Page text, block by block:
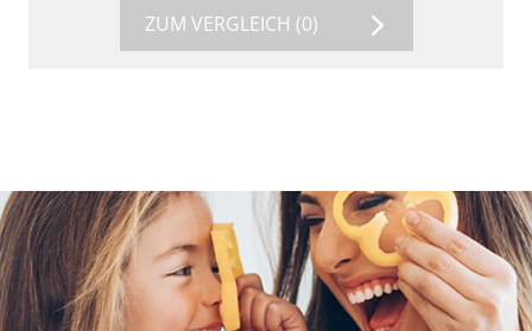
ZUM VERGLEICH (0)